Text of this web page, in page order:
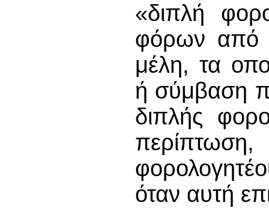
«διπλή
φόρων από
μέλη, τα
ή σύμβαση
διπλής
όταν αυτή